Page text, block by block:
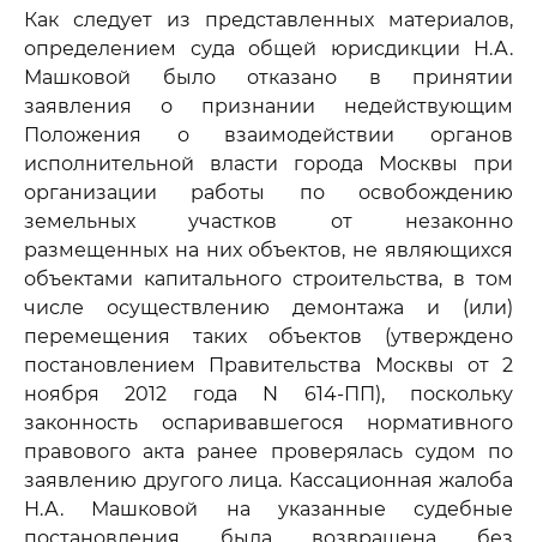
Как следует из представленных материалов,
определением суда общей юрисдикции Н.А.
Машковой было отказано в принятии
заявления о признании недействующим
Положения о взаимодействии органов
исполнительной власти города Москвы при
организации работы по освобождению
земельных участков от незаконно
размещенных на них объектов, не являющихся
объектами капитального строительства, в том
числе осуществлению демонтажа и (или)
перемещения таких объектов (утверждено
постановлением Правительства Москвы от 2
ноября 2012 года N 614-ПП), поскольку
законность оспаривавшегося нормативного
правового акта ранее проверялась судом по
заявлению другого лица. Кассационная жалоба
Н.А. Машковой на указанные судебные